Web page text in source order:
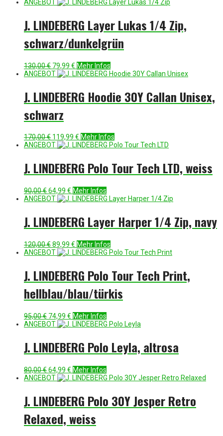
ANGEBOT
J. LINDEBERG Layer Lukas 1/4 Zip,
schwarz/dunkelgrün
130,00€ Ursprünglicher
Preis
79,99 € Aktueller
Preis
Mehr Infos
ANGEBOT
J. LINDEBERG Hoodie 30Y Callan Unisex,
schwarz
170,00€ Ursprünglicher
Preis
119,99 € Aktueller
Preis
Mehr Infos
ANGEBOT
J. LINDEBERG Polo Tour Tech LTD, weiss
90,00€Ursprünglicher
Preis
64,99 € Aktueller
Preis
Mehr Infos
ANGEBOT
J. LINDEBERG Layer Harper 1/4 Zip, navy
120,00€Ursprünglicher
Preis
89,99 € Aktueller
Preis
Mehr Infos
ANGEBOT
J. LINDEBERG Polo Tour Tech Print,
hellblau/blau/türkis
95,00€ Ursprünglicher
Preis
74,99 € Aktueller
Preis
Mehr Infos
ANGEBOT
J. LINDEBERG Polo Leyla, altrosa
80,00€Ursprünglicher
Preis
64,99 € Aktueller
Preis
Mehr Infos
ANGEBOT
J. LINDEBERG Polo 30Y Jesper Retro
Relaxed, weiss